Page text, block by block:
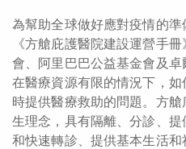
為幫助全球做好應對疫情的
《方艙庇護醫院建設運營手
會、阿里巴巴公益基金會及
在醫療資源有限的情況下，
時提供醫療救助的問題。方
生理念，具有隔離、分診、
和快速轉診、提供基本生活